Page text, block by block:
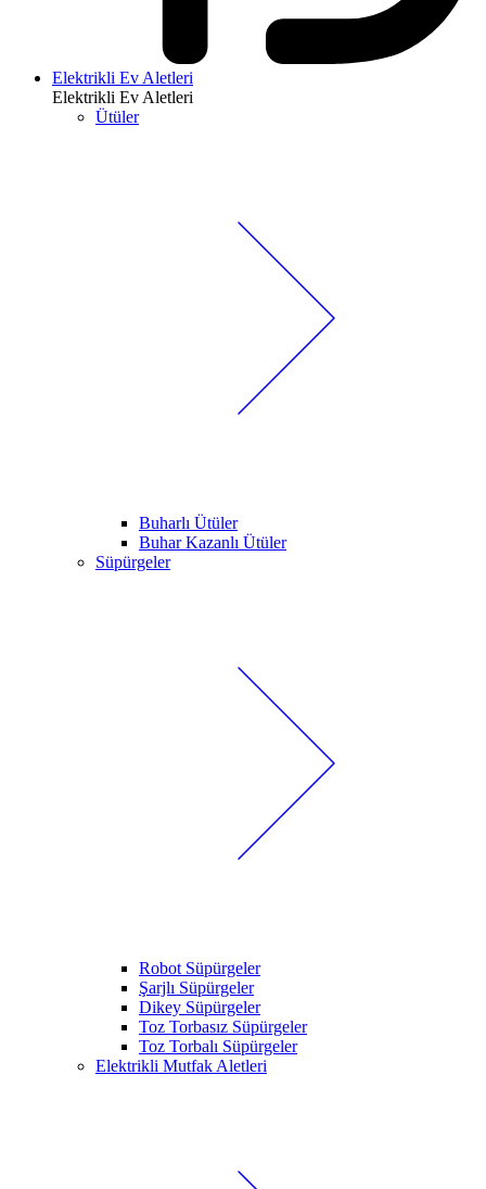
Elektrikli Ev Aletleri
Elektrikli Ev Aletleri
Ütüler
Buharlı Ütüler
Buhar Kazanlı Ütüler
Süpürgeler
Robot Süpürgeler
Şarjlı Süpürgeler
Dikey Süpürgeler
Toz Torbasız Süpürgeler
Toz Torbalı Süpürgeler
Elektrikli Mutfak Aletleri